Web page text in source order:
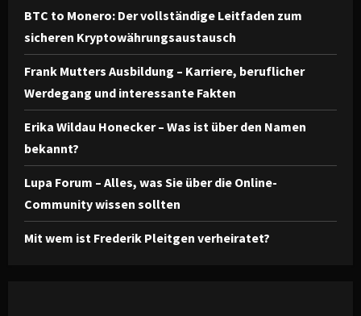
BTC to Monero: Der vollständige Leitfaden zum
sicheren Kryptowährungsaustausch
Frank Mutters Ausbildung – Karriere, beruflicher
Werdegang und interessante Fakten
Erika Wildau Honecker – Was ist über den Namen
bekannt?
Lupa Forum – Alles, was Sie über die Online-
Community wissen sollten
Mit wem ist Frederik Pleitgen verheiratet?